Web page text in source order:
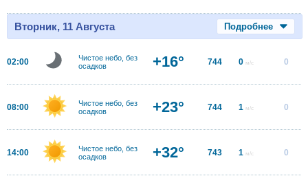
Вторник, 11 Августа Подробнее
02:00
Чистое небо, без
осадков
+16° 744 0 м/с 0
08:00
Чистое небо, без
осадков
+23° 744 1 м/с 0
14:00
Чистое небо, без
осадков
+32° 743 1 м/с 0